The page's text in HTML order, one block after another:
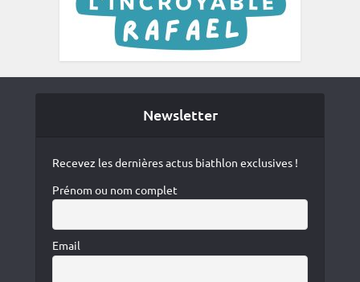
Newsletter
Recevez les dernières actus biathlon exclusives !
Prénom ou nom complet
Email